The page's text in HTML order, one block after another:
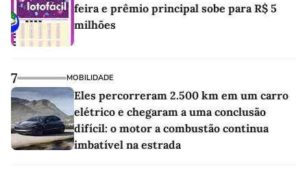
feira e prêmio principal sobe para R$ 5
milhões
7 MOBILIDADE
Eles percorreram 2.500 km em um carro
elétrico e chegaram a uma conclusão
difícil: o motor a combustão continua
imbatível na estrada